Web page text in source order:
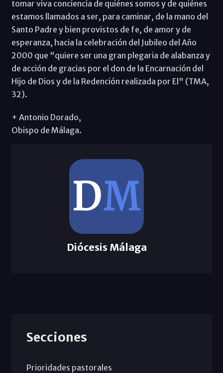
tomar viva conciencia de quiénes somos y de quiénes
estamos llamados a ser, para caminar, de la mano del
Santo Padre y bien provistos de fe, de amor y de
esperanza, hacia la celebración del Jubileo del Año
2000 que "quiere ser una gran plegaria de alabanza y
de acción de gracias por el don de la Encarnación del
Hijo de Dios y de la Redención realizada por El" (TMA,
32).
+ Antonio Dorado,
Obispo de Málaga.
Diócesis Málaga
Secciones
Prioridades pastorales